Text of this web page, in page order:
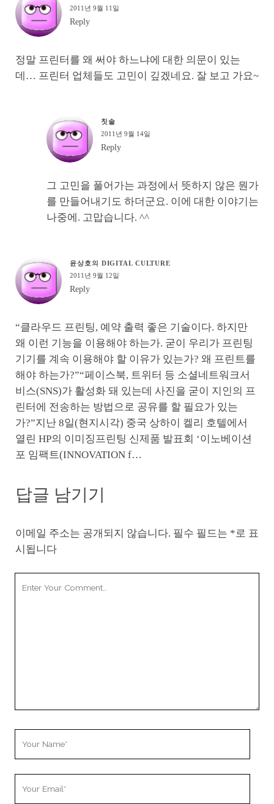
2011년 9월 11일
Reply
정말 프린터를 왜 써야 하느냐에 대한 의문이 있는
데… 프린터 업체들도 고민이 깊겠네요. 잘 보고 가요~
칫솔
2011년 9월 14일
Reply
그 고민을 풀어가는 과정에서 뜻하지 않은 뭔가
를 만들어내기도 하더군요. 이에 대한 이야기는
나중에. 고맙습니다. ^^
윤상호의 DIGITAL CULTURE
2011년 9월 12일
Reply
“클라우드 프린팅, 예약 출력 좋은 기술이다. 하지만
왜 이런 기능을 이용해야 하는가. 굳이 우리가 프린팅
기기를 계속 이용해야 할 이유가 있는가? 왜 프린트를
해야 하는가?”“페이스북, 트위터 등 소셜네트워크서
비스(SNS)가 활성화 돼 있는데 사진을 굳이 지인의 프
린터에 전송하는 방법으로 공유를 할 필요가 있는
가?”지난 8일(현지시각) 중국 상하이 켈리 호텔에서
열린 HP의 이미징프린팅 신제품 발표회 ‘이노베이션
포 임팩트(INNOVATION f…
답글 남기기
이메일 주소는 공개되지 않습니다. 필수 필드는 *로 표
시됩니다